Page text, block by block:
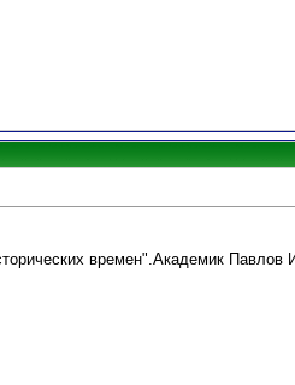
времен".Академик Павлов